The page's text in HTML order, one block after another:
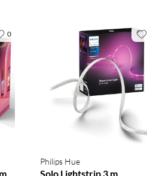
0
Philips Hue
Solo Lightstrip 3 m